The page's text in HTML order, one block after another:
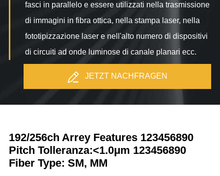
fasci in parallelo e essere utilizzati nella trasmissione
di immagini in fibra ottica, nella stampa laser, nella
fototipizzazione laser e nell'alto numero di dispositivi
di circuiti ad onde luminose di canale planari ecc.
JETZT NACHFRAGEN
192/256ch Arrey Features 123456890
Pitch Tolleranza:<1.0μm 123456890
Fiber Type: SM, MM